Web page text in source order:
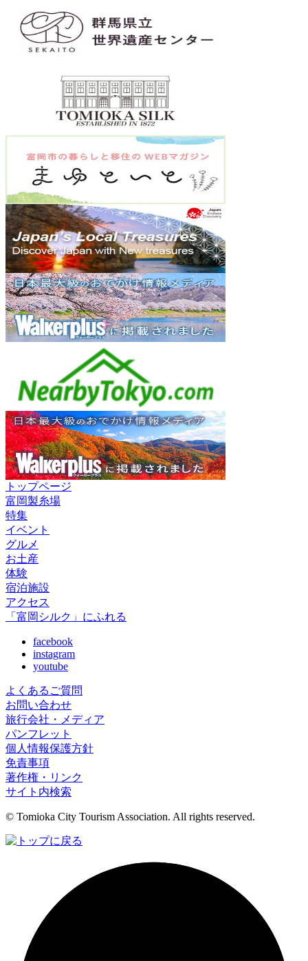
トップページ
富岡製糸場
特集
イベント
グルメ
お土産
体験
宿泊施設
アクセス
「富岡シルク」にふれる
facebook
instagram
youtube
よくあるご質問
お問い合わせ
旅行会社・メディア
パンフレット
個人情報保護方針
免責事項
著作権・リンク
サイト内検索
© Tomioka City Tourism Association. All rights reserved.